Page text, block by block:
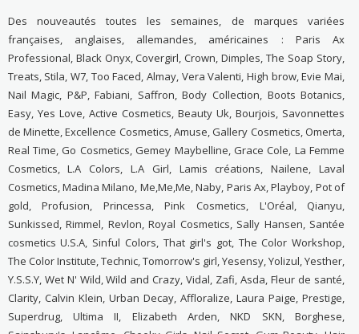
Des nouveautés toutes les semaines, de marques variées
françaises, anglaises, allemandes, américaines : Paris Ax
Professional, Black Onyx, Covergirl, Crown, Dimples, The Soap Story,
Treats, Stila, W7, Too Faced, Almay, Vera Valenti, High brow, Evie Mai,
Nail Magic, P&P, Fabiani, Saffron, Body Collection, Boots Botanics,
Easy, Yes Love, Active Cosmetics, Beauty Uk, Bourjois, Savonnettes
de Minette, Excellence Cosmetics, Amuse, Gallery Cosmetics, Omerta,
Real Time, Go Cosmetics, Gemey Maybelline, Grace Cole, La Femme
Cosmetics, L.A Colors, L.A Girl, Lamis créations, Nailene, Laval
Cosmetics, Madina Milano, Me,Me,Me, Naby, Paris Ax, Playboy, Pot of
gold, Profusion, Princessa, Pink Cosmetics, L'Oréal, Qianyu,
Sunkissed, Rimmel, Revlon, Royal Cosmetics, Sally Hansen, Santée
cosmetics U.S.A, Sinful Colors, That girl's got, The Color Workshop,
The Color Institute, Technic, Tomorrow's girl, Yesensy, Yolizul, Yesther,
Y.S.S.Y, Wet N' Wild, Wild and Crazy, Vidal, Zafi, Asda, Fleur de santé,
Clarity, Calvin Klein, Urban Decay, Affloralize, Laura Paige, Prestige,
Superdrug, Ultima II, Elizabeth Arden, NKD SKN, Borghese,